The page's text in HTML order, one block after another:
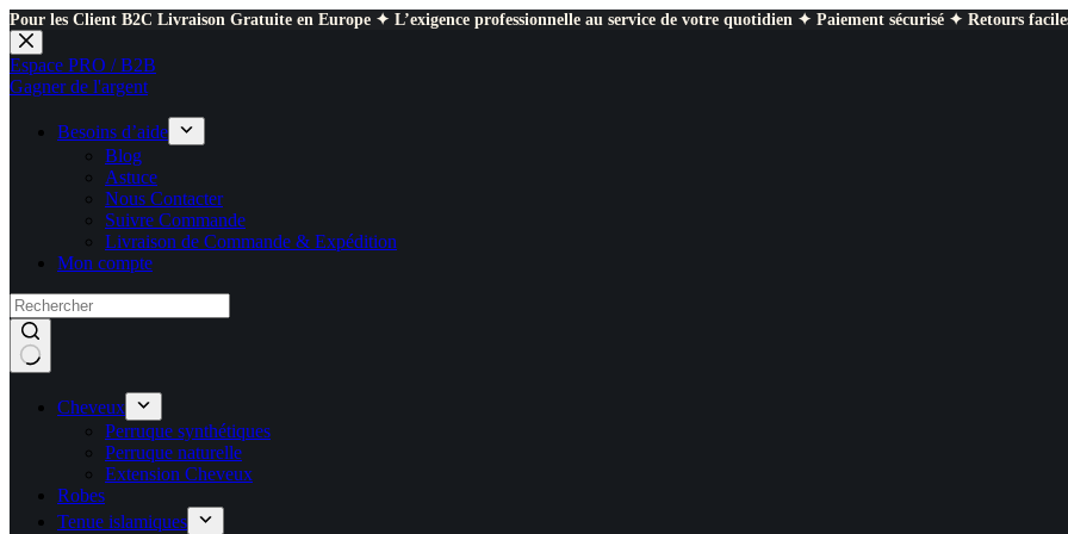
Pour les Client B2C Livraison Gratuite en Europe ✦ L’exigence professionnelle au service de votre quotidien ✦ Paiement sécurisé ✦ Retours
Passer
au
contenu
Espace PRO / B2B
Gagner de l'argent
Besoins d’aide
Blog
Astuce
Nous Contacter
Suivre Commande
Livraison de Commande & Expédition
Mon compte
Cheveux
Perruque synthétiques
Perruque naturelle
Extension Cheveux
Robes
Tenue islamiques